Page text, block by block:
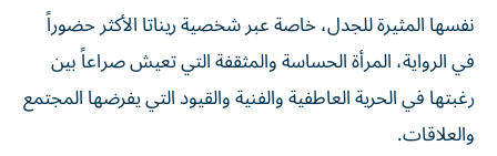
نفسها المثيرة للجدل، خاصة عبر شخصية ريناتا الأكثر حضوراً
في الرواية، المرأة الحساسة والمثقفة التي تعيش صراعاً بين
رغبتها في الحرية العاطفية والفنية والقيود التي يفرضها المجتمع
والعلاقات.